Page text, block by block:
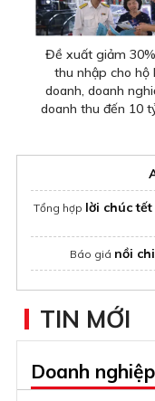
Đề xuất giảm
thu nhập cho hộ
doanh, doanh
doanh thu đến 10
Tổng hợp lời chúc
Báo giá nồi
Khu
TIN MỚI
Doanh